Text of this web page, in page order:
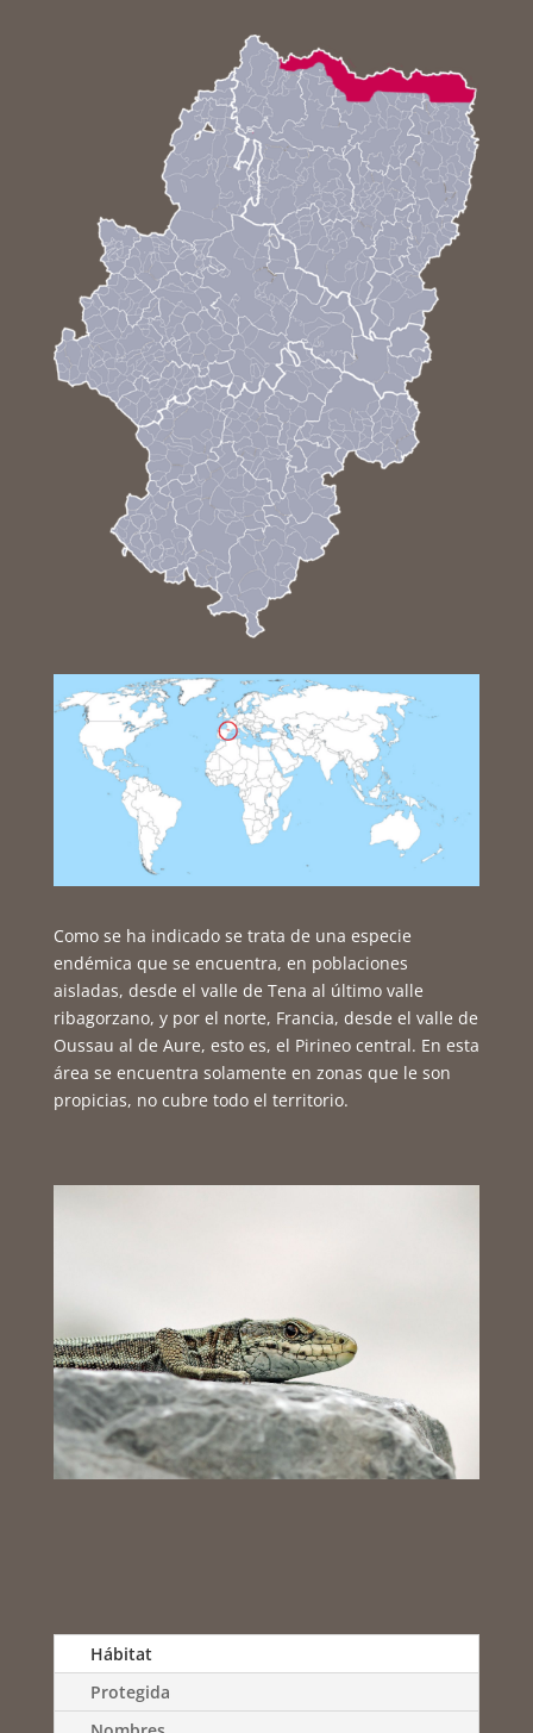
Como se ha indicado se trata de una especie
endémica que se encuentra, en poblaciones
aisladas, desde el valle de Tena al último valle
ribagorzano, y por el norte, Francia, desde el valle de
Oussau al de Aure, esto es, el Pirineo central. En esta
área se encuentra solamente en zonas que le son
propicias, no cubre todo el territorio.
Hábitat
Protegida